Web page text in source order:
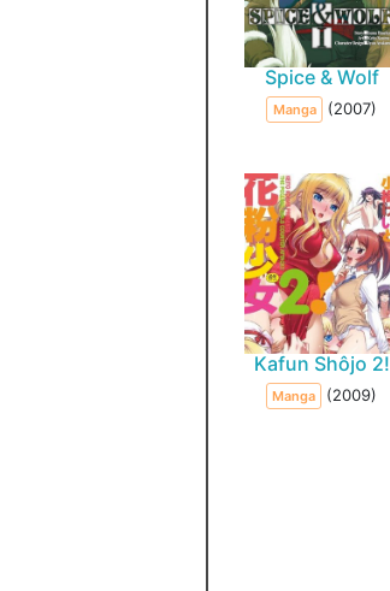
Spice & Wolf
Manga (2007)
Kafun Shôjo 2!
Manga (2009)